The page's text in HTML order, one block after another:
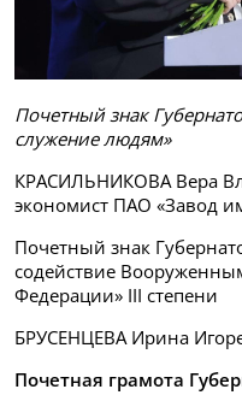
Почетный знак
служение людям»
КРАСИЛЬНИКОВА Вера
экономист ПАО «Завод
Почетный знак
содействие
Федерации» III степени
БРУСЕНЦЕВА Ирина
Почетная грамота